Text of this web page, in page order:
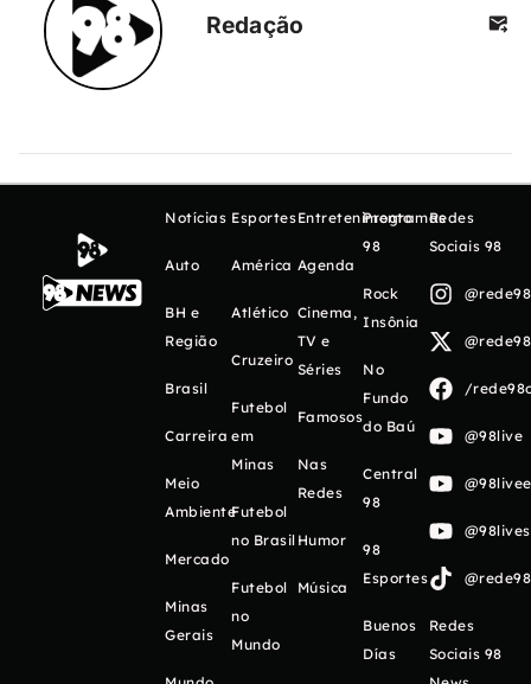
Redação
Notícias
Auto
BH e
Região
Brasil
Carreira
Meio
Ambiente
Mercado
Minas
Gerais
Esportes
América
Atlético
Cruzeiro
Futebol
em
Minas
Futebol
no Brasil
Futebol
no
Mundo
Entretenimento
Agenda
Cinema,
TV e
Séries
Famosos
Nas
Redes
Humor
Música
Programas
98
Rock
Insônia
No
Fundo
do Baú
Central
98
98
Esportes
Buenos
Días
Redes
Sociais 98
/
@98live
Redes
Sociais 98